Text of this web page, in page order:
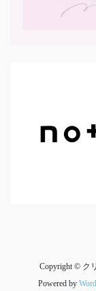
Copyright © ク
Powered by